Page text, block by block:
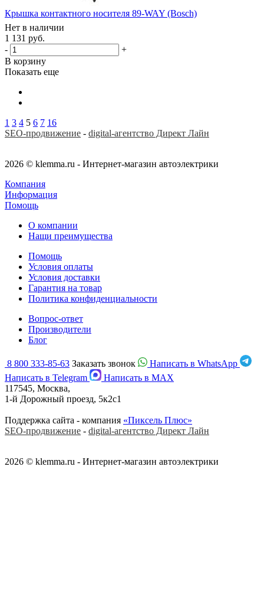
Крышка контактного носителя 89-WAY (Bosch)
Нет в наличии
1 131 руб.
-
+
В корзину
Показать еще
1 3 4 5 6 7 16
SEO-продвижение - digital-агентство Директ Лайн
2026 © klemma.ru - Интернет-магазин автоэлектрики
Компания
Информация
Помощь
О компании
Нащи преимущества
Помощь
Условия оплаты
Условия доставки
Гарантия на товар
Политика конфиденциальности
Вопрос-ответ
Производители
Блог
8 800 333-85-63 Заказать звонок
Написать в WhatsApp
Написать в Telegram
Написать в MAX
117545, Москва,
1-й Дорожный проезд, 5к2с1
Поддержка сайта - компания «Пиксель Плюс»
SEO-продвижение - digital-агентство Директ Лайн
2026 © klemma.ru - Интернет-магазин автоэлектрики